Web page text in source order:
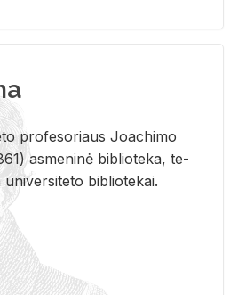
pro­fe­so­riaus Jo­a­chi­mo
as­me­ni­nė bi­b­lio­te­ka, te­
bi­b­lio­te­kai.